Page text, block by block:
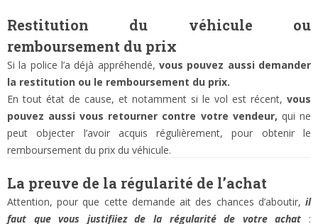
Restitution du véhicule ou
remboursement du prix
Si la police l’a déjà appréhendé,vous pouvez aussi demander
la restitution ou le remboursement du prix.
En tout état de cause, et notamment si le vol est récent,vous
pouvez aussi vous retourner contre votre vendeur, qui ne
peut objecter l’avoir acquis régulièrement, pour obtenir le
remboursement du prix du véhicule.
La preuve de la régularité de l’achat
Attention, pour que cette demande ait des chances d’aboutir, il
faut que vous justifiiez de la régularité de votre achat :